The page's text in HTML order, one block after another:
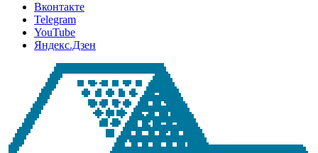
Вконтакте
Telegram
YouTube
Яндекс.Дзен